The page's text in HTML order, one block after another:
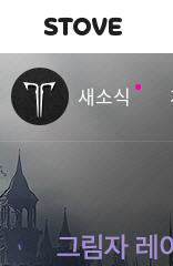
내비게이션
새소식
벤
트
&
업
데
이
트